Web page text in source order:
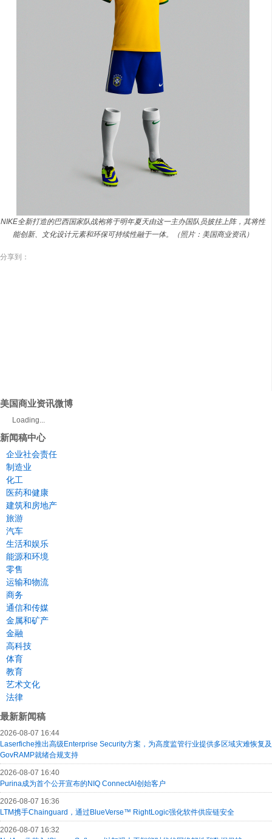
NIKE全新打造的巴西国家队战袍将于明年夏天由这一主办国队员披挂上阵，其将性
能创新、文化设计元素和环保可持续性融于一体。（照片：美国商业资讯）
分享到：
美国商业资讯微博
Loading...
新闻稿中心
企业社会责任
制造业
化工
医药和健康
建筑和房地产
旅游
汽车
生活和娱乐
能源和环境
零售
运输和物流
商务
通信和传媒
金属和矿产
金融
高科技
体育
教育
艺术文化
法律
最新新闻稿
2026-08-07 16:44
Laserfiche推出高级Enterprise Security方案，为高度监管行业提供多区域灾难恢复及
GovRAMP就绪合规支持
2026-08-07 16:40
Purina成为首个公开宣布的NIQ ConnectAI创始客户
2026-08-07 16:36
LTM携手Chainguard，通过BlueVerse™ RightLogic强化软件供应链安全
2026-08-07 16:32